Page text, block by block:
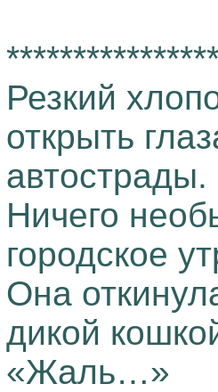
Резкий
открыть
автострады.
Ничего
городское
Она
дикой
«Жаль…»